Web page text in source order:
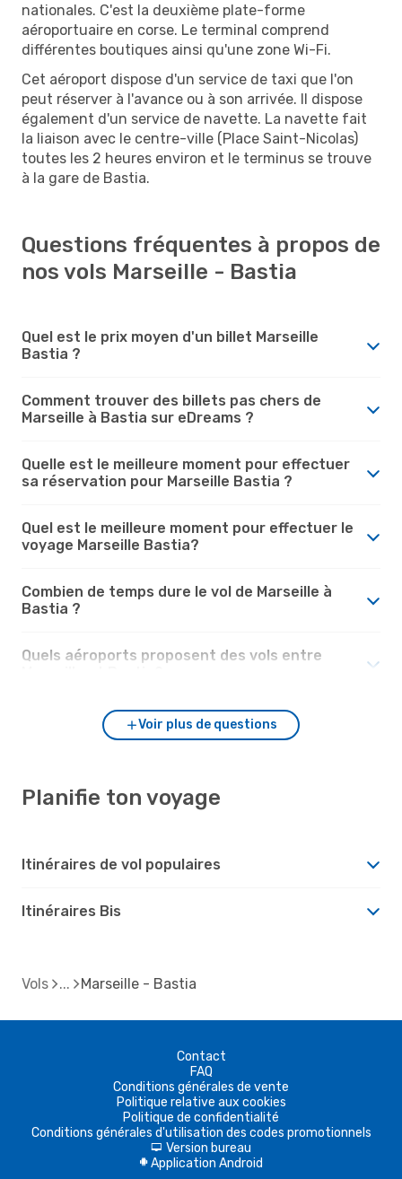
nationales. C'est la deuxième plate-forme
aéroportuaire en corse. Le terminal comprend
différentes boutiques ainsi qu'une zone Wi-Fi.
Cet aéroport dispose d'un service de taxi que l'on
peut réserver à l'avance ou à son arrivée. Il dispose
également d'un service de navette. La navette fait
la liaison avec le centre-ville (Place Saint-Nicolas)
toutes les 2 heures environ et le terminus se trouve
à la gare de Bastia.
Questions fréquentes à propos de
nos vols Marseille - Bastia
Quel est le prix moyen d'un billet Marseille
Bastia ?
Comment trouver des billets pas chers de
Marseille à Bastia sur eDreams ?
Quelle est le meilleure moment pour effectuer
sa réservation pour Marseille Bastia ?
Quel est le meilleure moment pour effectuer le
voyage Marseille Bastia?
Combien de temps dure le vol de Marseille à
Bastia ?
Quels aéroports proposent des vols entre
Voir plus de questions
Planifie ton voyage
Itinéraires de vol populaires
Itinéraires Bis
Vols Marseille - Bastia
Contact
FAQ
Conditions générales de vente
Politique relative aux cookies
Politique de confidentialité
Conditions générales d'utilisation des codes promotionnels
d Version bureau
A Application Android